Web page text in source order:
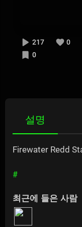
217 0
0
설명
Firewater Redd
#
최근에 들은 사람